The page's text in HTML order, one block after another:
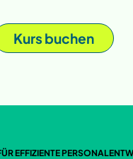
Kurs buchen
EFFIZIENTE